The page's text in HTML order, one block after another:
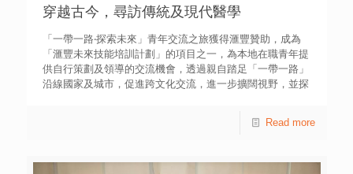
業營運者。受訪個案均反映使用實體銀行曾遇到的問題，包
括存款額低而不獲接納使用某些服務、投資產品門檻太高、
審批標準不利小額貸款的個人和初創公司，以至網上理財用
戶體驗不理想等。 有收入不高的受訪青年表示，本來打算
將小額卡數轉到實體銀行私人貸款，以減省利息支出，但考
慮到相關服務未必接受太低額的貸款而放棄。亦有受訪年輕
希望申請公司信用卡以方便網上宣傳，無奈銀行規定公司帳
穿越古今，尋訪傳統及現代醫學
「一帶一路‧探索未來」青年交流之旅​​​​​​​獲得滙豐贊助，成為
「滙豐未來技能培訓計劃」的項目之一，為本地在職青年提
供自行策劃及領導的交流機會，透過親自踏足「一帶一路」
沿線國家及城市，促進跨文化交流，進一步擴闊視野，並探
前往印度新德里及鄰近城市齋浦爾(Jaipur)，了解印度醫療
Read more